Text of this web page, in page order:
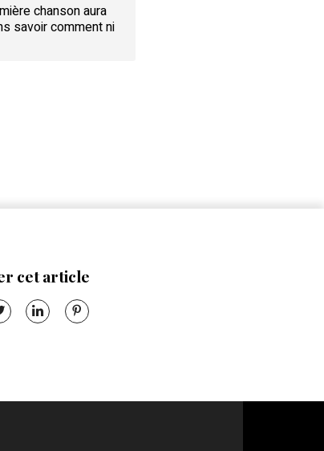
chanson aura
savoir comment ni
cet article